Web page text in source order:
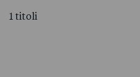
1 titoli